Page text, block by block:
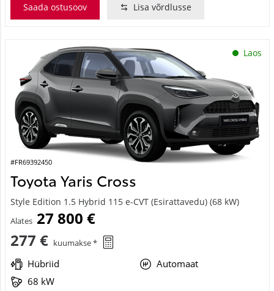
Saada ostusoov Lisa võrdlusse
Laos
#FR69392450
Toyota Yaris Cross
Style Edition 1.5 Hybrid 115 e-CVT (Esirattavedu) (68 kW)
Alates 27 800 €
277 € kuumakse *
Hübriid
Automaat
68 kW